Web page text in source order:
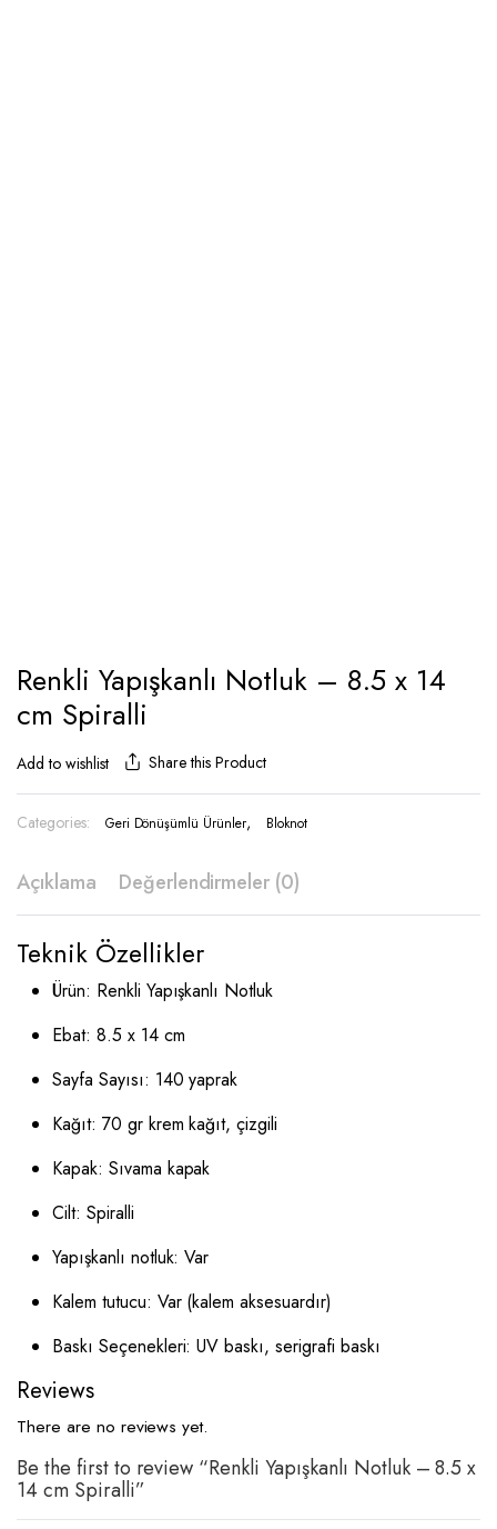
Renkli Yapışkanlı Notluk – 8.5 x 14
cm Spiralli
Add to wishlist Share this Product
Categories: Geri Dönüşümlü Ürünler, Bloknot
Açıklama Değerlendirmeler (0)
Teknik Özellikler
Ürün: Renkli Yapışkanlı Notluk
Ebat: 8.5 x 14 cm
Sayfa Sayısı: 140 yaprak
Kağıt: 70 gr krem kağıt, çizgili
Kapak: Sıvama kapak
Cilt: Spiralli
Yapışkanlı notluk: Var
Kalem tutucu: Var (kalem aksesuardır)
Baskı Seçenekleri: UV baskı, serigrafi baskı
Reviews
There are no reviews yet.
Be the first to review “Renkli Yapışkanlı Notluk – 8.5 x
14 cm Spiralli”